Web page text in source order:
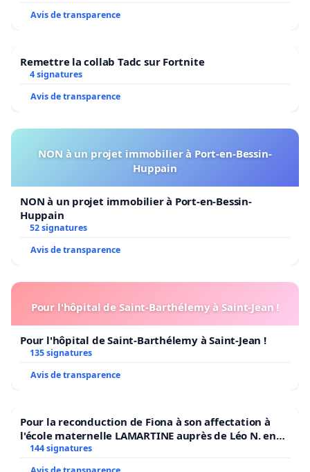
Avis de transparence
Remettre la collab Tadc sur Fortnite
4 signatures
Avis de transparence
NON à un projet immobilier à Port-en-Bessin-
Huppain
NON à un projet immobilier à Port-en-Bessin-
Huppain
52 signatures
Avis de transparence
Pour l'hôpital de Saint-Barthélemy à Saint-Jean !
Pour l'hôpital de Saint-Barthélemy à Saint-Jean !
135 signatures
Avis de transparence
Pour la reconduction de Fiona à son affectation à
l'école maternelle LAMARTINE auprès de Léo N. en
2026/2027
144 signatures